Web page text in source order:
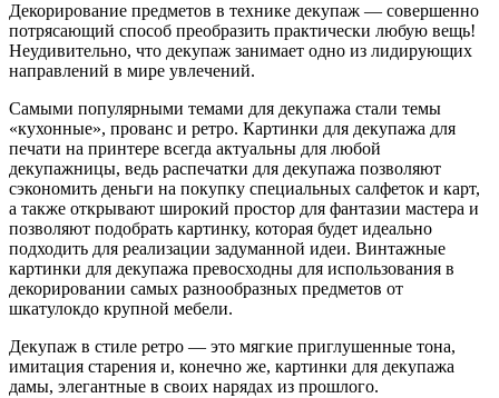
Декорирование предметов в технике декупаж — совершенно
потрясающий способ преобразить практически любую вещь!
Неудивительно, что декупаж занимает одно из лидирующих
направлений в мире увлечений.
Самыми популярными темами для декупажа стали темы
«кухонные», прованс и ретро. Картинки для декупажа для
печати на принтере всегда актуальны для любой
декупажницы, ведь распечатки для декупажа позволяют
сэкономить деньги на покупку специальных салфеток и карт,
а также открывают широкий простор для фантазии мастера и
позволяют подобрать картинку, которая будет идеально
подходить для реализации задуманной идеи. Винтажные
картинки для декупажа превосходны для использования в
декорировании самых разнообразных предметов от
шкатулокдо крупной мебели.
Декупаж в стиле ретро — это мягкие приглушенные тона,
имитация старения и, конечно же, картинки для декупажа
дамы, элегантные в своих нарядах из прошлого.